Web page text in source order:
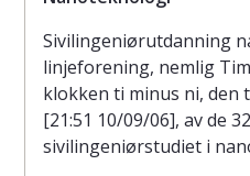
Sivilingeniørutdanning
linjeforening, nemlig
klokken ti minus ni, den
[21:51 10/09/06], av de
sivilingeniørstudiet i